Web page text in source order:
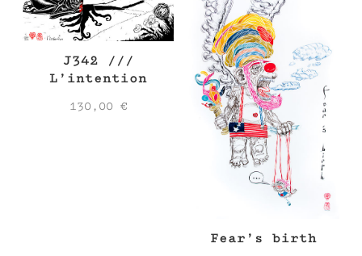
J342 ///
L’intention
130,00 €
Fear’s birth